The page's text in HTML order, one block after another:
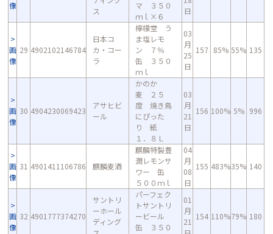
像
ス
マ ３５０
ｍｌ×６
日
画
像
29 4902102146784
日本コ
カ・コー
ラ
檸檬堂 う
ま塩レモ
ン ７％
缶 ３５０
ｍｌ
03
月
25
日
157 85% 55% 135
画
像
30 4904230069423
アサヒビ
ール
かのか
麦 ２５
度 焼き鳥
にぴった
り 紙
１．８Ｌ
03
月
21
日
156 100% 5% 996
画
像
31 4901411106786 麒麟麦酒
麒麟特製豊
潤レモンサ
ワー 缶
５００ｍｌ
04
月
08
日
155 483%35% 140
画
像
32 4901777374270
サントリ
ーホール
ディング
パーフェク
トサントリ
ービール
缶 ３５０
01
月
21
154 110%79% 180